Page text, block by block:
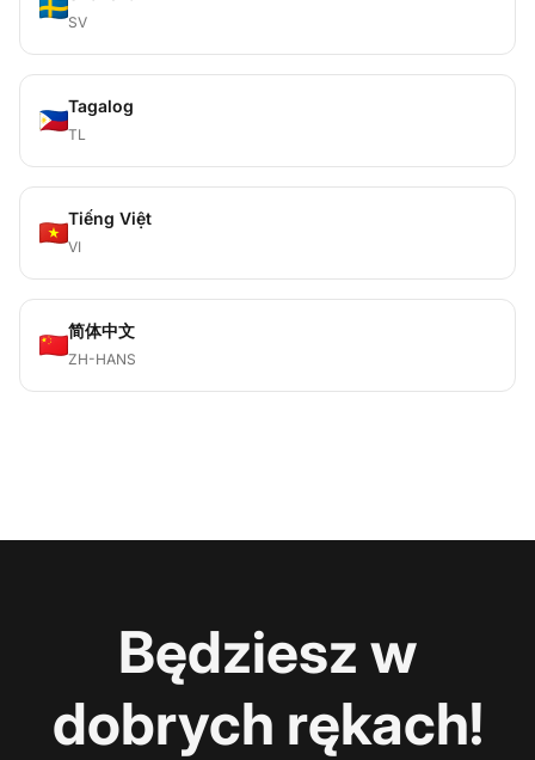
SV
Tagalog
TL
Tiếng Việt
VI
简体中文
ZH-HANS
Będziesz w
dobrych rękach!